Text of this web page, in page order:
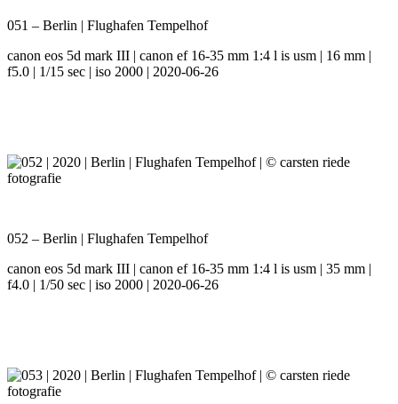
051 – Berlin | Flughafen Tempelhof
canon eos 5d mark III | canon ef 16-35 mm 1:4 l is usm | 16 mm |
f5.0 | 1/15 sec | iso 2000 | 2020-06-26
052 – Berlin | Flughafen Tempelhof
canon eos 5d mark III | canon ef 16-35 mm 1:4 l is usm | 35 mm |
f4.0 | 1/50 sec | iso 2000 | 2020-06-26